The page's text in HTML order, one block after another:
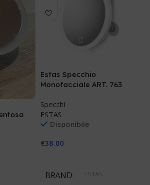
Estas Specchio
Monofacciale ART. 763
Specchi
ESTAS
Disponibile
€38.00
BRAND ESTAS